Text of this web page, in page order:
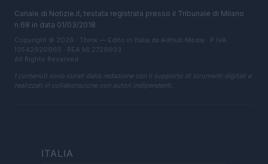
Canale di Notizie.it, testata registrata presso il Tribunale di Milano
n.68 in data 01/03/2018
Copyright © 2026 · Think — Edito in Italia da AdHub Media · P.IVA
13542920965 · REA MI 2729933
All Rights Reserved
I contenuti sono curati dalla redazione con il supporto di strumenti digitali e
realizzati in collaborazione con autori indipendenti.
ITALIA